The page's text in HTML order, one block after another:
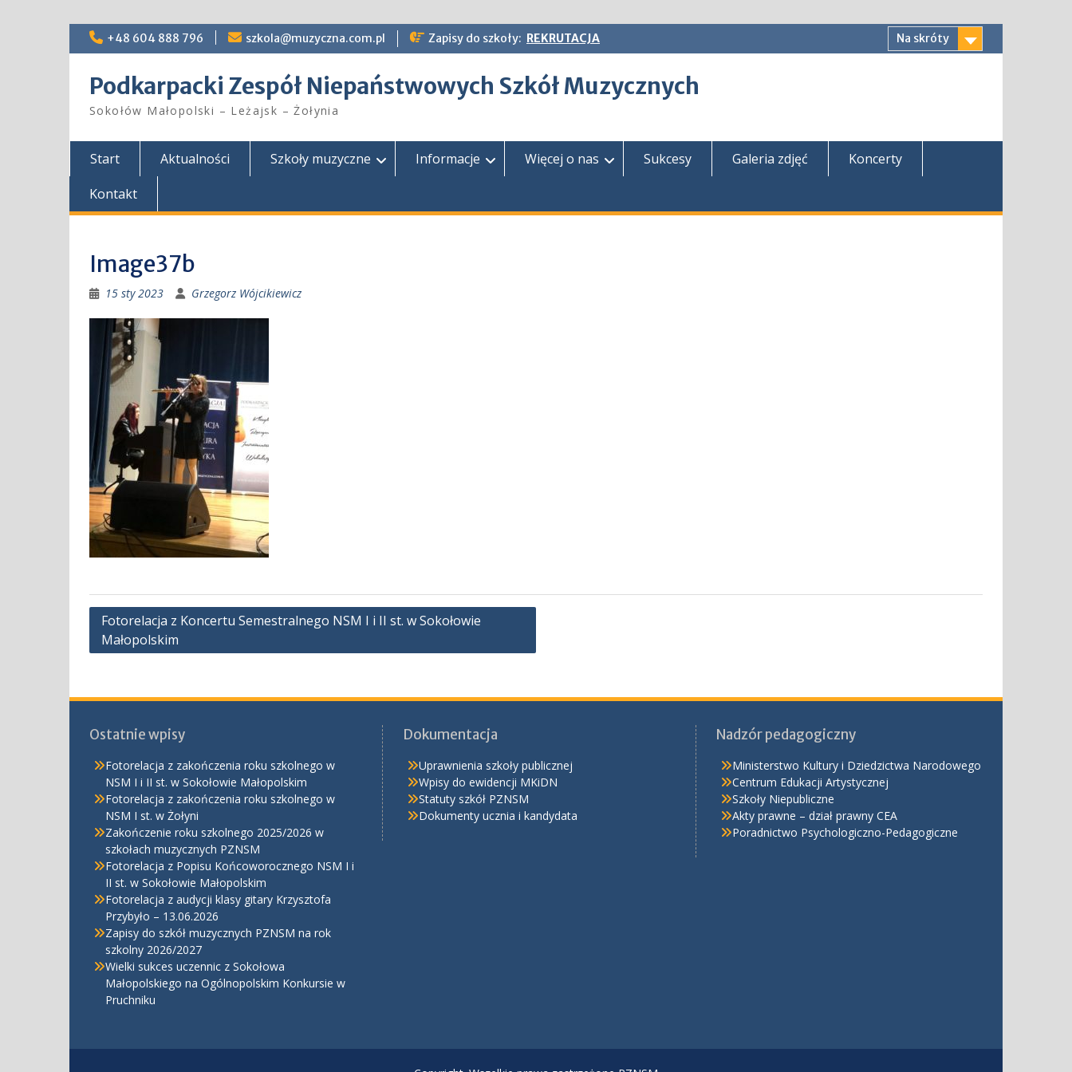
Skip
+48 604 888 796 szkola@muzyczna.com.pl Zapisy do szkoły: REKRUTACJA Na skróty
Podkarpacki Zespół Niepaństwowych Szkół Muzycznych
Sokołów Małopolski – Leżajsk – Żołynia
Start Aktualności Szkoły muzyczne Informacje Więcej o nas Sukcesy Galeria zdjęć
Koncerty
Kontakt
Image37b
15 sty 2023 Grzegorz Wójcikiewicz
Nawigacja
wpisu
Fotorelacja z Koncertu Semestralnego NSM I i II st. w Sokołowie
Małopolskim
Ostatnie wpisy
Fotorelacja z zakończenia roku szkolnego w
NSM I i II st. w Sokołowie Małopolskim
Fotorelacja z zakończenia roku szkolnego w
NSM I st. w Żołyni
Zakończenie roku szkolnego 2025/2026 w
szkołach muzycznych PZNSM
Fotorelacja z Popisu Końcoworocznego NSM I i
II st. w Sokołowie Małopolskim
Fotorelacja z audycji klasy gitary Krzysztofa
Przybyło – 13.06.2026
Zapisy do szkół muzycznych PZNSM na rok
szkolny 2026/2027
Wielki sukces uczennic z Sokołowa
Małopolskiego na Ogólnopolskim Konkursie w
Pruchniku
Dokumentacja
Uprawnienia szkoły publicznej
Wpisy do ewidencji MKiDN
Statuty szkół PZNSM
Dokumenty ucznia i kandydata
Nadzór pedagogiczny
Ministerstwo Kultury i Dziedzictwa Narodowego
Centrum Edukacji Artystycznej
Szkoły Niepubliczne
Akty prawne – dział prawny CEA
Poradnictwo Psychologiczno-Pedagogiczne